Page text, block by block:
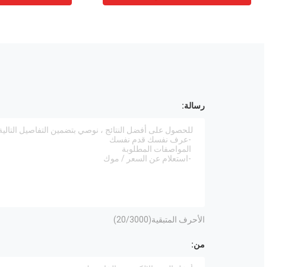
رسالة:
الأحرف المتبقية( 20/3000)
من: